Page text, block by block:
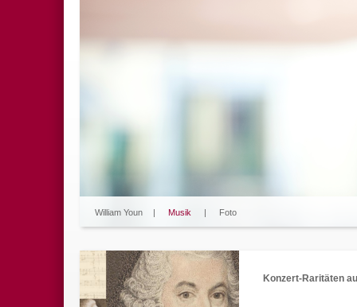
William Youn | Musik | Foto
Konzert-Raritäten